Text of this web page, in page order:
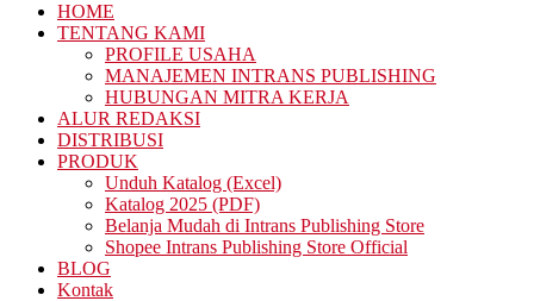
HOME
TENTANG KAMI
PROFILE USAHA
MANAJEMEN INTRANS PUBLISHING
HUBUNGAN MITRA KERJA
ALUR REDAKSI
DISTRIBUSI
PRODUK
Unduh Katalog (Excel)
Katalog 2025 (PDF)
Belanja Mudah di Intrans Publishing Store
Shopee Intrans Publishing Store Official
BLOG
Kontak